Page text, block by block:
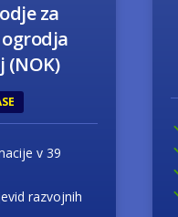
za
v 39
razvojnih